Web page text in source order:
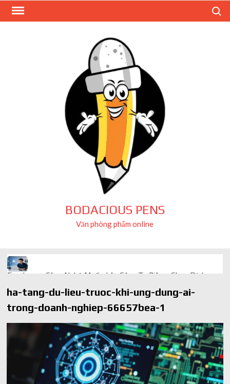
Skip
BODACIOUS PENS
Văn phòng phẩm online
Freelancer Công Nghệ Muốn Lên Công Ty Riêng: Chọn Dịch
Quà cá nhân hóa: vì sao món làm riêng luôn ghi điểm
AI trong doanh nghiệp: Phân biệt RPA, workflow và AI agent
Ứng dụng AI trong doanh nghiệp để cắt giảm chi phí vận hành
ha-tang-du-lieu-truoc-khi-ung-dung-ai-
trong-doanh-nghiep-66657bea-1